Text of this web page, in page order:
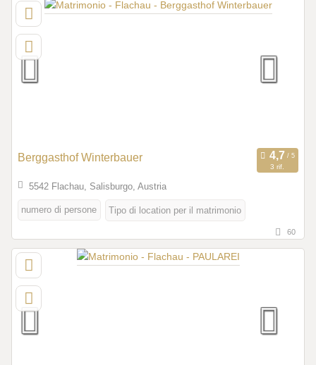
Berggasthof Winterbauer
3 rif.
5542 Flachau, Salisburgo, Austria
numero di persone Tipo di location per il matrimonio
60